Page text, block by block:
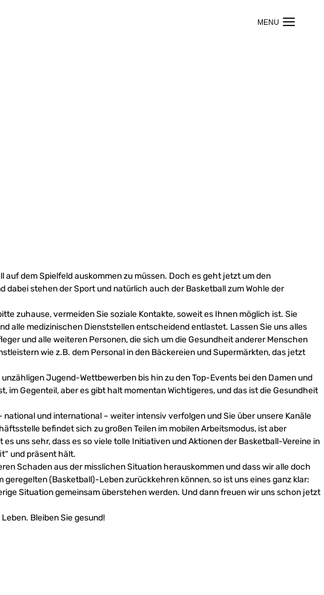
auf dem Spielfeld auskommen zu müssen. Doch es geht jetzt um den
stehen der Sport und natürlich auch der Basketball zum Wohle der
zuhause, vermeiden Sie soziale Kontakte, soweit es Ihnen möglich ist. Sie
alle medizinischen Dienststellen entscheidend entlastet. Lassen Sie uns alles
und alle weiteren Personen, die sich um die Gesundheit anderer Menschen
wie z.B. dem Personal in den Bäckereien und Supermärkten, das jetzt
Jugend-Wettbewerben bis hin zu den Top-Events bei den Damen und
Gegenteil, aber es gibt halt momentan Wichtigeres, und das ist die Gesundheit
und international – weiter intensiv verfolgen und Sie über unsere Kanäle
befindet sich zu großen Teilen im mobilen Arbeitsmodus, ist aber
uns sehr, dass es so viele tolle Initiativen und Aktionen der Basketball-Vereine in
und präsent hält.
Schaden aus der misslichen Situation herauskommen und dass wir alle doch
(Basketball)-Leben zurückkehren können, so ist uns eines ganz klar:
Situation gemeinsam überstehen werden. Und dann freuen wir uns schon jetzt
Bleiben Sie gesund!